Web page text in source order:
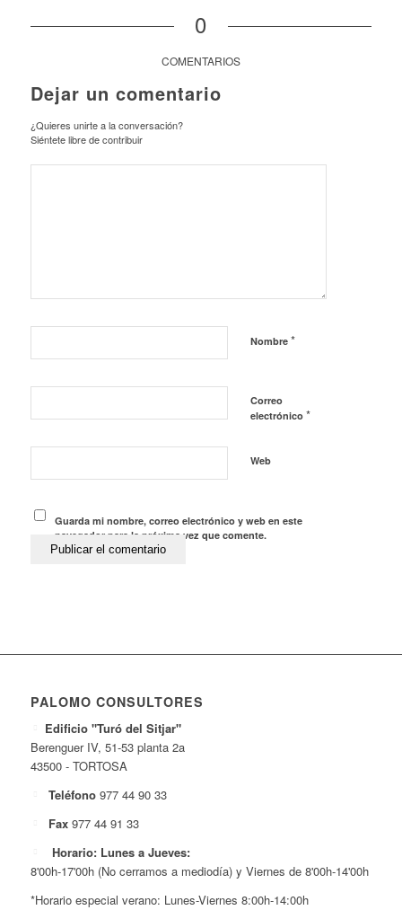
0
COMENTARIOS
Dejar un comentario
¿Quieres unirte a la conversación?
Siéntete libre de contribuir
Nombre *
Correo
electrónico *
Web
Guarda mi nombre, correo electrónico y web en este
navegador para la próxima vez que comente.
PALOMO CONSULTORES
Edificio "Turó del Sitjar"
Berenguer IV, 51-53 planta 2a
43500 - TORTOSA
Teléfono 977 44 90 33
Fax 977 44 91 33
Horario: Lunes a Jueves:
8'00h-17'00h (No cerramos a mediodía) y Viernes de 8'00h-14'00h
*Horario especial verano: Lunes-Viernes 8:00h-14:00h